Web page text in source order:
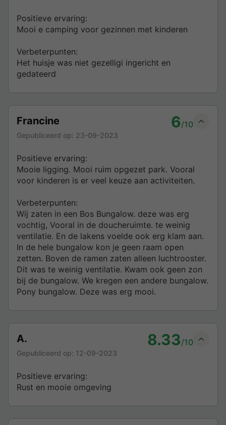
Positieve ervaring:
Mooi e camping voor gezinnen met kinderen
Verbeterpunten:
Het huisje was niet gezelligi ingericht en
gedateerd
Francine 6/10
Gepubliceerd op: 23-09-2023
Positieve ervaring:
Mooie ligging. Mooi ruim opgezet park. Vooral
voor kinderen is er veel keuze aan activiteiten.
Verbeterpunten:
Wij zaten in een Bos Bungalow. deze was erg
vochtig, Vooral in de doucheruimte. te weinig
ventilatie. En de lakens voelde ook erg klam aan.
In de hele bungalow kon je geen raam open
zetten. Boven de ramen zaten alleen luchtrooster.
Dit was te weinig ventilatie. Kwam ook geen zon
bij de bungalow. We kregen een andere bungalow.
Pony bungalow. Deze was erg mooi.
A. 8.33/10
Gepubliceerd op: 12-09-2023
Positieve ervaring:
Rust en mooie omgeving